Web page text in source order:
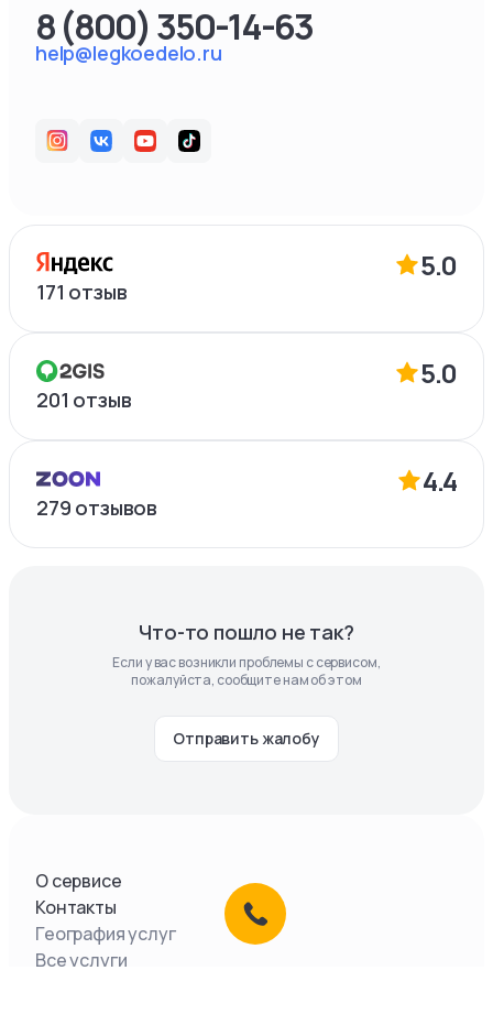
help@legkoedelo.ru
8 (800) 350-14-63
5.0
171 отзыв
5.0
201 отзыв
4.4
279 отзывов
Что-то пошло не так?
Если у вас возникли проблемы с сервисом,
пожалуйста, сообщите нам об этом
Отправить жалобу
О сервисе
Контакты
География услуг
Все услуги